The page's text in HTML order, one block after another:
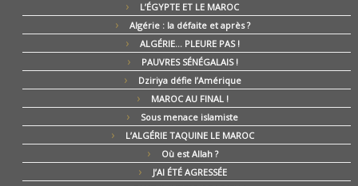
L’ÉGYPTE ET LE MAROC
Algérie : la défaite et après ?
ALGÉRIE… PLEURE PAS !
PAUVRES SÉNÉGALAIS !
Dziriya défie l’Amérique
MAROC AU FINAL !
Sous menace islamiste
L’ALGÉRIE TAQUINE LE MAROC
Où est Allah ?
J’AI ÉTÉ AGRESSÉE